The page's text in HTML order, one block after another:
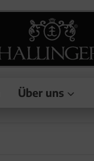
Über uns